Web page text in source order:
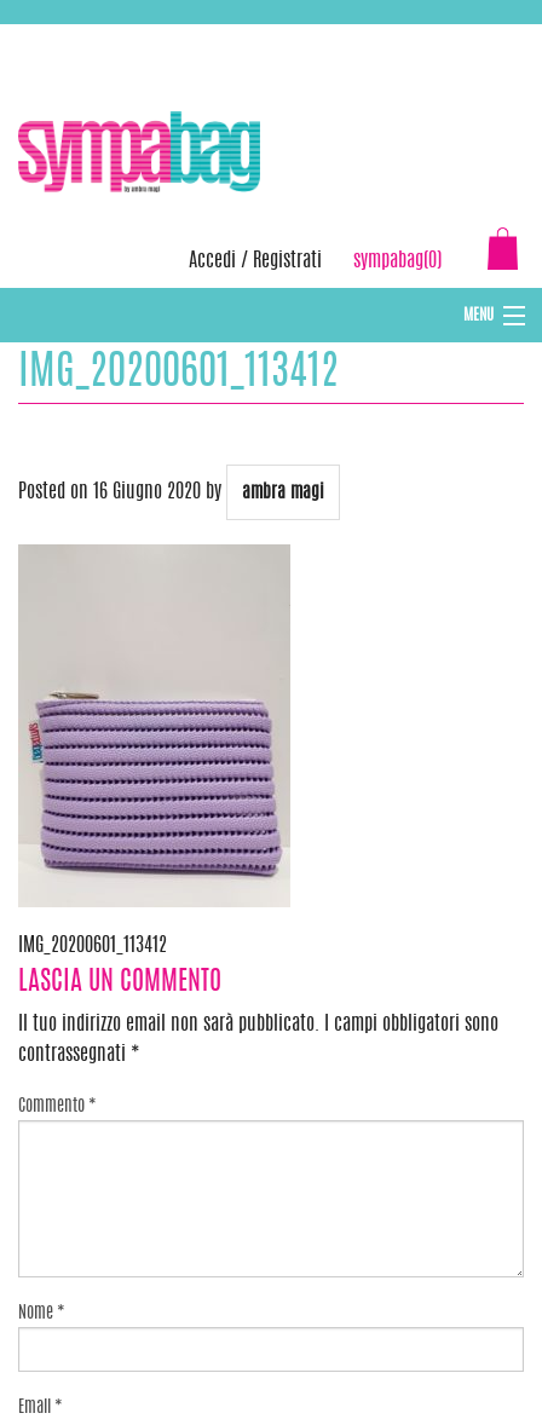
Accedi / Registrati sympabag(0)
MENU
CAPPELLI INVERNALI DONNA
IMG_20200601_113412
Posted on 16 Giugno 2020 by ambra magi
Navigazione
articoli
IMG_20200601_113412
LASCIA UN COMMENTO
Il tuo indirizzo email non sarà pubblicato.
I campi obbligatori sono
contrassegnati *
Commento *
Nome *
Email *